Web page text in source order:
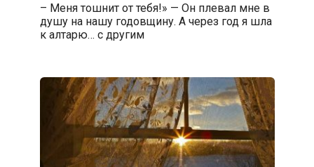
– Меня тошнит от тебя!» — Он плевал мне в
душу на нашу годовщину. А через год я шла
к алтарю… с другим